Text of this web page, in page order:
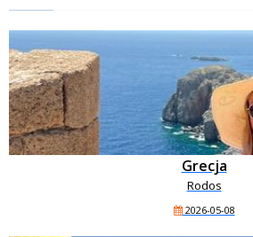
Grecja
Rodos
2026-05-08